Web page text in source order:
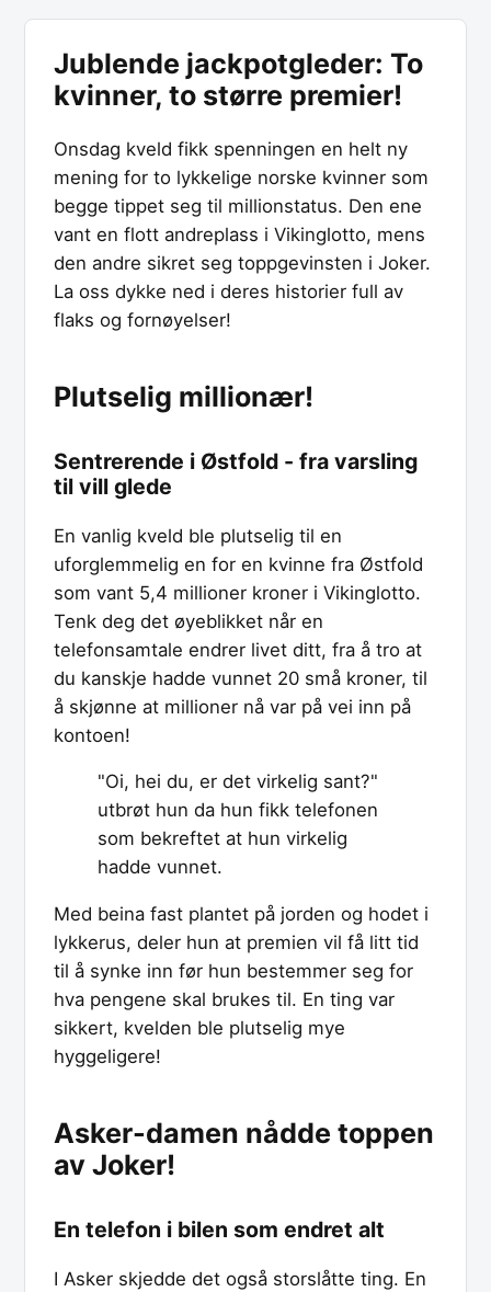
Jublende jackpotgleder: To
kvinner, to større premier!
Onsdag kveld fikk spenningen en helt ny
mening for to lykkelige norske kvinner som
begge tippet seg til millionstatus. Den ene
vant en flott andreplass i Vikinglotto, mens
den andre sikret seg toppgevinsten i Joker.
La oss dykke ned i deres historier full av
flaks og fornøyelser!
Plutselig millionær!
Sentrerende i Østfold - fra varsling
til vill glede
En vanlig kveld ble plutselig til en
uforglemmelig en for en kvinne fra Østfold
som vant 5,4 millioner kroner i Vikinglotto.
Tenk deg det øyeblikket når en
telefonsamtale endrer livet ditt, fra å tro at
du kanskje hadde vunnet 20 små kroner, til
å skjønne at millioner nå var på vei inn på
kontoen!
"Oi, hei du, er det virkelig sant?"
utbrøt hun da hun fikk telefonen
som bekreftet at hun virkelig
hadde vunnet.
Med beina fast plantet på jorden og hodet i
lykkerus, deler hun at premien vil få litt tid
til å synke inn før hun bestemmer seg for
hva pengene skal brukes til. En ting var
sikkert, kvelden ble plutselig mye
hyggeligere!
Asker-damen nådde toppen
av Joker!
En telefon i bilen som endret alt
I Asker skjedde det også storslåtte ting. En